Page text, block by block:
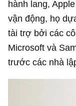
hành lang,
vận động, họ
tài trợ bởi các
Microsoft và
trước các nhà